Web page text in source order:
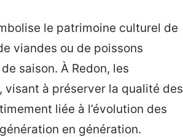
le patrimoine culturel de
viandes ou de poissons
saison. À Redon, les
visant à préserver la qualité des
liée à l’évolution des
en génération.